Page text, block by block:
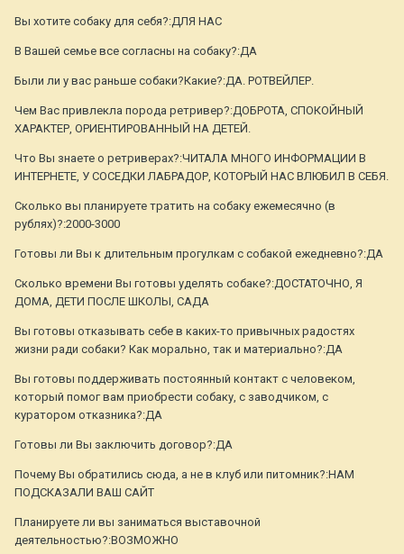
Вы хотите собаку для себя?:ДЛЯ НАС
В Вашей семье все согласны на собаку?:ДА
Были ли у вас раньше собаки?Какие?:ДА. РОТВЕЙЛЕР.
Чем Вас привлекла порода ретривер?:ДОБРОТА, СПОКОЙНЫЙ
ХАРАКТЕР, ОРИЕНТИРОВАННЫЙ НА ДЕТЕЙ.
Что Вы знаете о ретриверах?:ЧИТАЛА МНОГО ИНФОРМАЦИИ В
ИНТЕРНЕТЕ, У СОСЕДКИ ЛАБРАДОР, КОТОРЫЙ НАС ВЛЮБИЛ В СЕБЯ.
Сколько вы планируете тратить на собаку ежемесячно (в
рублях)?:2000-3000
Готовы ли Вы к длительным прогулкам с собакой ежедневно?:ДА
Сколько времени Вы готовы уделять собаке?:ДОСТАТОЧНО, Я
ДОМА, ДЕТИ ПОСЛЕ ШКОЛЫ, САДА
Вы готовы отказывать себе в каких-то привычных радостях
жизни ради собаки? Как морально, так и материально?:ДА
Вы готовы поддерживать постоянный контакт с человеком,
который помог вам приобрести собаку, с заводчиком, с
куратором отказника?:ДА
Готовы ли Вы заключить договор?:ДА
Почему Вы обратились сюда, а не в клуб или питомник?:НАМ
ПОДСКАЗАЛИ ВАШ САЙТ
Планируете ли вы заниматься выставочной
деятельностью?:ВОЗМОЖНО